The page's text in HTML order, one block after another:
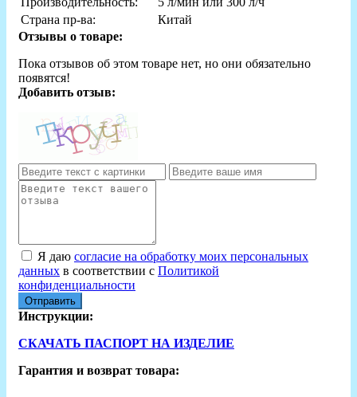
Страна пр-ва:
Китай
Отзывы о товаре:
Пока отзывов об этом товаре нет, но они обязательно
появятся!
Добавить отзыв:
Я даю согласие на обработку моих персональных
данных в соответствии с Политикой
конфиденциальности
Отправить
Инструкции:
СКАЧАТЬ ПАСПОРТ НА ИЗДЕЛИЕ
Гарантия и возврат товара: